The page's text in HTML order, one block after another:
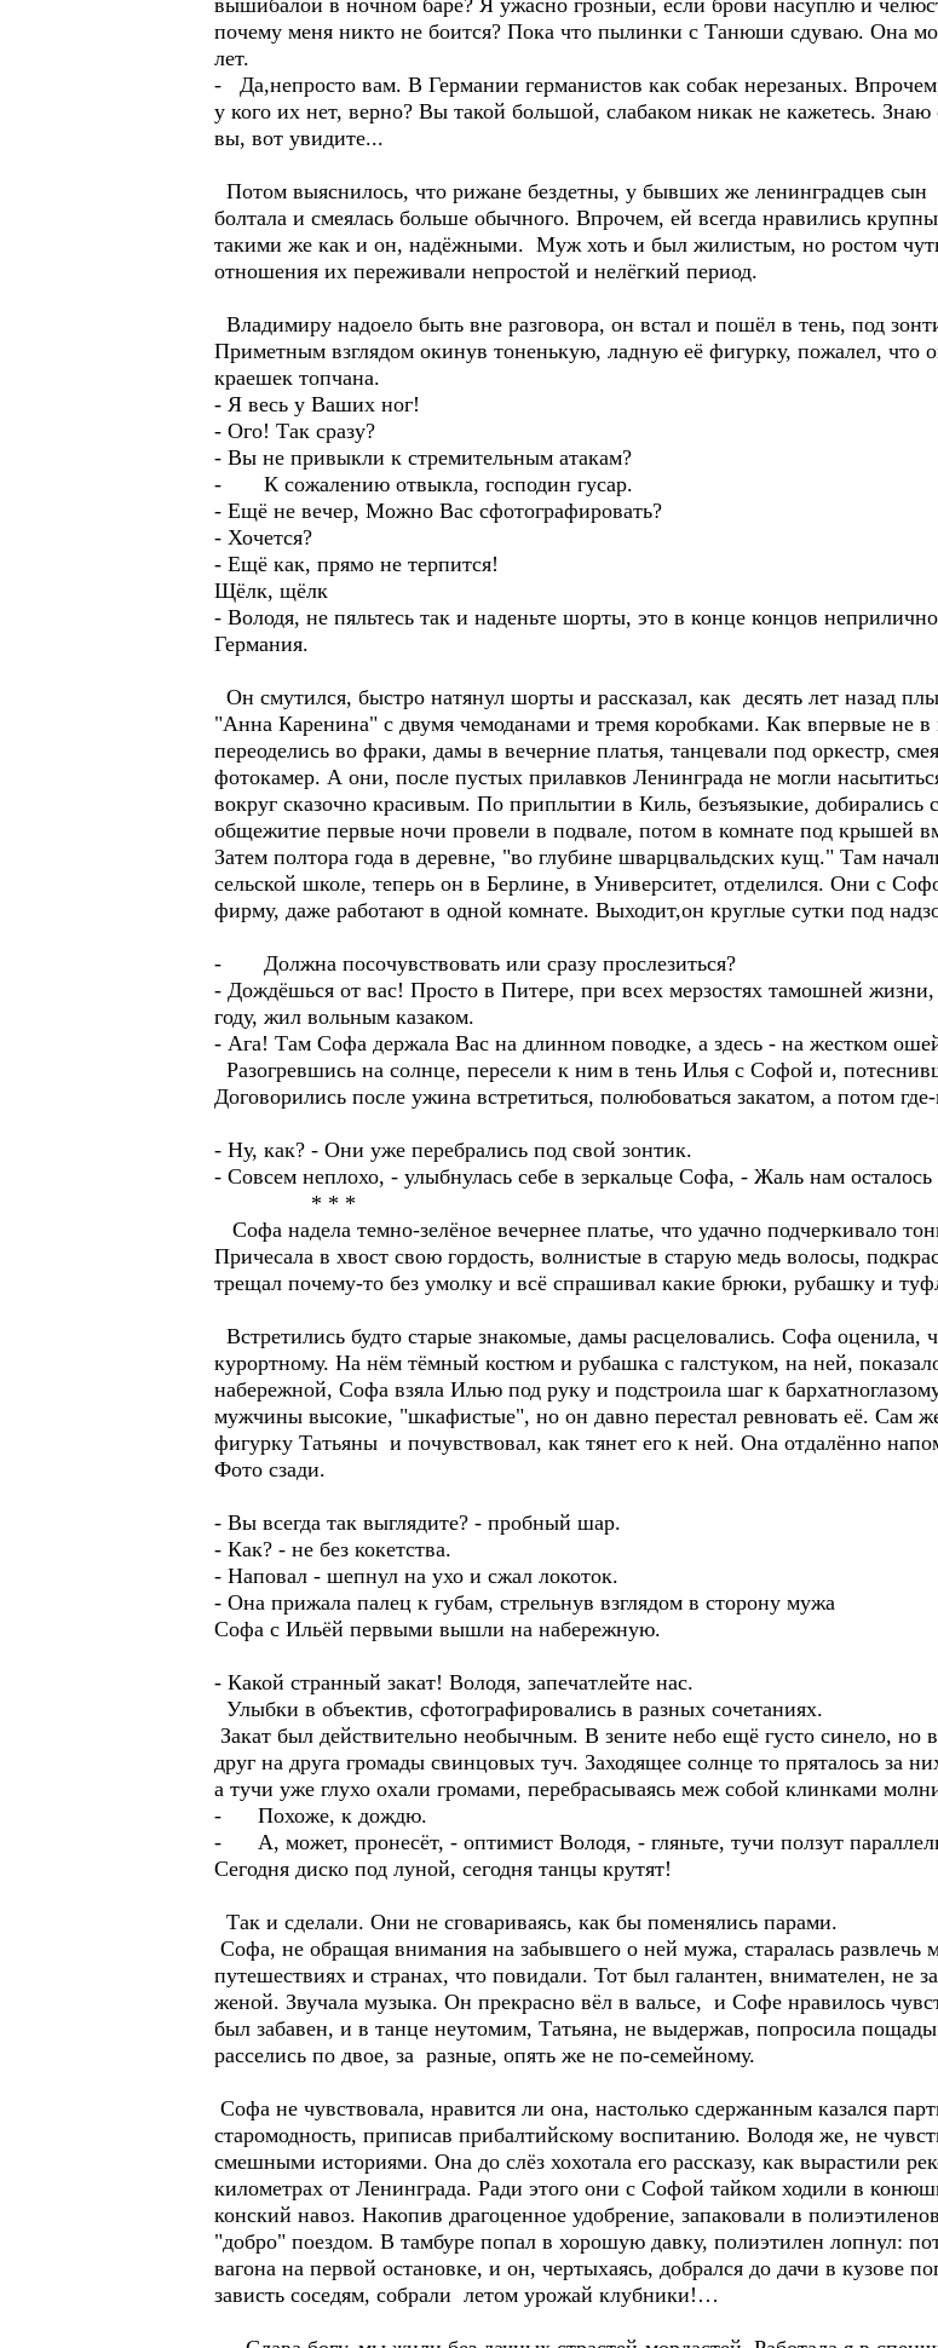
вышибалой в ночном баре? Я ужасно грозный, если брови насуплю и
почему меня никто не боится? Пока что пылинки с Танюши сдуваю. Она
лет.
- Да,непросто вам. В Германии германистов как собак нерезаных.
у кого их нет, верно? Вы такой большой, слабаком никак не кажетесь. Знаю
вы, вот увидите...
Потом выяснилось, что рижане бездетны, у бывших же ленинградцев сын
болтала и смеялась больше обычного. Впрочем, ей всегда нравились
такими же как и он, надёжными. Муж хоть и был жилистым, но ростом
отношения их переживали непростой и нелёгкий период.
Владимиру надоело быть вне разговора, он встал и пошёл в тень, под
Приметным взглядом окинув тоненькую, ладную её фигурку, пожалел, что
краешек топчана.
- Я весь у Ваших ног!
- Ого! Так сразу?
- Вы не привыкли к стремительным атакам?
- К сожалению отвыкла, господин гусар.
- Ещё не вечер, Можно Вас сфотографировать?
- Хочется?
- Ещё как, прямо не терпится!
Щёлк, щёлк
- Володя, не пяльтесь так и наденьте шорты, это в конце концов
Германия.
Он смутился, быстро натянул шорты и рассказал, как десять лет назад
"Анна Каренина" с двумя чемоданами и тремя коробками. Как впервые не
переоделись во фраки, дамы в вечерние платья, танцевали под оркестр,
фотокамер. А они, после пустых прилавков Ленинграда не могли
вокруг сказочно красивым. По приплытии в Киль, безъязыкие, добирались
общежитие первые ночи провели в подвале, потом в комнате под крышей
Затем полтора года в деревне, "во глубине шварцвальдских кущ." Там
сельской школе, теперь он в Берлине, в Университет, отделился. Они с
фирму, даже работают в одной комнате. Выходит,он круглые сутки под
- Должна посочувствовать или сразу прослезиться?
- Дождёшься от вас! Просто в Питере, при всех мерзостях тамошней
году, жил вольным казаком.
- Ага! Там Софа держала Вас на длинном поводке, а здесь - на жестком
Разогревшись на солнце, пересели к ним в тень Илья с Софой и,
Договорились после ужина встретиться, полюбоваться закатом, а потом
- Ну, как? - Они уже перебрались под свой зонтик.
- Совсем неплохо, - улыбнулась себе в зеркальце Софа, - Жаль нам
* * *
Софа надела темно-зелёное вечернее платье, что удачно подчеркивало
Причесала в хвост свою гордость, волнистые в старую медь волосы,
трещал почему-то без умолку и всё спрашивал какие брюки, рубашку и
Встретились будто старые знакомые, дамы расцеловались. Софа оценила,
курортному. На нём тёмный костюм и рубашка с галстуком, на ней,
набережной, Софа взяла Илью под руку и подстроила шаг к
мужчины высокие, "шкафистые", но он давно перестал ревновать её. Сам
фигурку Татьяны и почувствовал, как тянет его к ней. Она отдалённо
Фото сзади.
- Вы всегда так выглядите? - пробный шар.
- Как? - не без кокетства.
- Наповал - шепнул на ухо и сжал локоток.
- Она прижала палец к губам, стрельнув взглядом в сторону мужа
Софа с Ильёй первыми вышли на набережную.
- Какой странный закат! Володя, запечатлейте нас.
Улыбки в объектив, сфотографировались в разных сочетаниях.
Закат был действительно необычным. В зените небо ещё густо синело, но
друг на друга громады свинцовых туч. Заходящее солнце то пряталось за
а тучи уже глухо охали громами, перебрасываясь меж собой клинками
- Похоже, к дождю.
- А, может, пронесёт, - оптимист Володя, - гляньте, тучи ползут
Сегодня диско под луной, сегодня танцы крутят!
Так и сделали. Они не сговариваясь, как бы поменялись парами.
Софа, не обращая внимания на забывшего о ней мужа, старалась развлечь
путешествиях и странах, что повидали. Тот был галантен, внимателен, не
женой. Звучала музыка. Он прекрасно вёл в вальсе, и Софе нравилось
был забавен, и в танце неутомим, Татьяна, не выдержав, попросила
расселись по двое, за разные, опять же не по-семейному.
Софа не чувствовала, нравится ли она, настолько сдержанным казался
старомодность, приписав прибалтийскому воспитанию. Володя же, не
смешными историями. Она до слёз хохотала его рассказу, как вырастили
километрах от Ленинграда. Ради этого они с Софой тайком ходили в
конский навоз. Накопив драгоценное удобрение, запаковали в
"добро" поездом. В тамбуре попал в хорошую давку, полиэтилен лопнул:
вагона на первой остановке, и он, чертыхаясь, добрался до дачи в кузове
зависть соседям, собрали летом урожай клубники!…